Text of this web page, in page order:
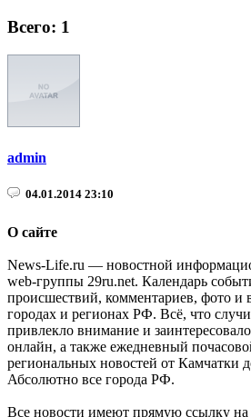
Всего: 1
admin
04.01.2014 23:10
О сайте
News-Life.ru — новостной
web-группы 29ru.net. Календарь
происшествий, комментариев, фото и
городах и регионах РФ. Всё, что
привлекло внимание и
онлайн, а также ежедневный
региональных новостей от Камчатки
Абсолютно все города РФ.
Все новости имеют прямую ссылку